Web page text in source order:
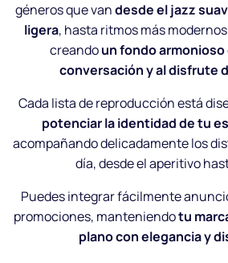
géneros que vandesde el jazz
ligera, hasta ritmos más
creandoun fondo armonioso
conversación y al disfrute
Cada lista de reproducción está
potenciar la identidad de tu
acompañando delicadamente los
día, desde el aperitivo
Puedes integrar fácilmente
promociones, manteniendotu
plano con elegancia y